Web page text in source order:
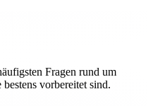
Fragen rund um
vorbereitet sind.